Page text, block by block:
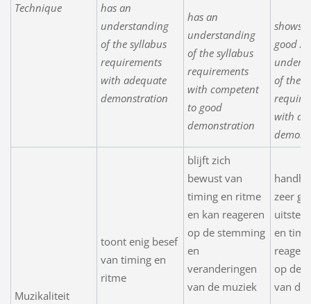
Technique
has an
understanding
of the syllabus
requirements
with adequate
demonstration
has an
understanding
of the syllabus
requirements
with competent
to good
demonstration
shows
good /
of the
with a
Muzikaliteit
toont enig besef
van timing en
ritme
blijft zich
bewust van
timing en ritme
en kan reageren
op de stemming
en
veranderingen
van de muziek
zeer
en
op de
van de